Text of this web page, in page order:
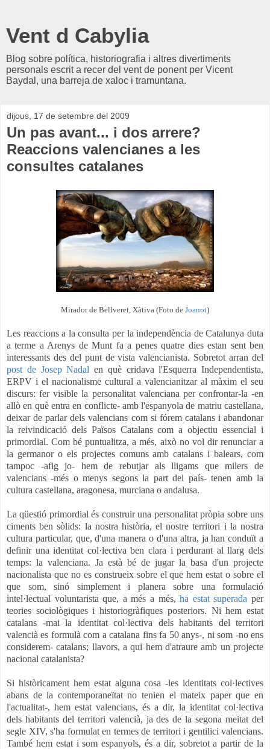
Vent d Cabylia
Blog sobre política, historiografia i altres divertiments
personals escrit a recer del vent de ponent per Vicent
Baydal, una barreja de xaloc i tramuntana.
dijous, 17 de setembre del 2009
Un pas avant... i dos arrere?
Reaccions valencianes a les
consultes catalanes
Mirador de Bellveret, Xàtiva (Foto de Joanot)
Les reaccions a la consulta per la independència de Catalunya duta
a terme a Arenys de Munt fa a penes quatre dies estan sent ben
interessants des del punt de vista valencianista. Sobretot arran del
post de Josep Nadal en què cridava l'Esquerra Independentista,
ERPV i el nacionalisme cultural a valencianitzar al màxim el seu
discurs: fer visible la personalitat valenciana per confrontar-la -en
allò en què entra en conflicte- amb l'espanyola de matriu castellana,
deixar de parlar dels valencians com si fórem catalans i abandonar
la reivindicació dels Països Catalans com a objectiu essencial i
primordial. Com bé puntualitza, a més, això no vol dir renunciar a
la germanor o els projectes comuns amb catalans i balears, com
tampoc -afig jo- hem de rebutjar als lligams que milers de
valencians -més o menys segons la part del país- tenen amb la
cultura castellana, aragonesa, murciana o andalusa.
La qüestió primordial és construir una personalitat pròpia sobre uns
ciments ben sòlids: la nostra història, el nostre territori i la nostra
cultura particular, que, d'una manera o d'una altra, ja han conduït a
definir una identitat col·lectiva ben clara i perdurant al llarg dels
temps: la valenciana. Ja està bé de jugar la basa d'un projecte
nacionalista que no es construeix sobre el que hem estat o sobre el
que som, sinó simplement i planera sobre una formulació
intel·lectual voluntarista que, a més a més,ha estat superada per
teories sociològiques i historiogràfiques posteriors. Ni hem estat
catalans -mai la identitat col·lectiva
dels habitants del territori
valencià es formulà com a catalana fins fa 50 anys-, ni som -no ens
considerem- catalans; llavors, a qui hem d'atraure amb un projecte
nacional catalanista?
Si històricament hem estat alguna cosa -les identitats col·lectives
abans de la contemporaneïtat no tenien el mateix paper que en
l'actualitat-, hem estat valencians, és a dir, la identitat col·lectiva
dels habitants del territori valencià, ja des de la segona meitat del
segle XIV, s'ha formulat en termes de territori i gentilici valencians.
També hem estat i som espanyols, és a dir, sobretot a partir de la